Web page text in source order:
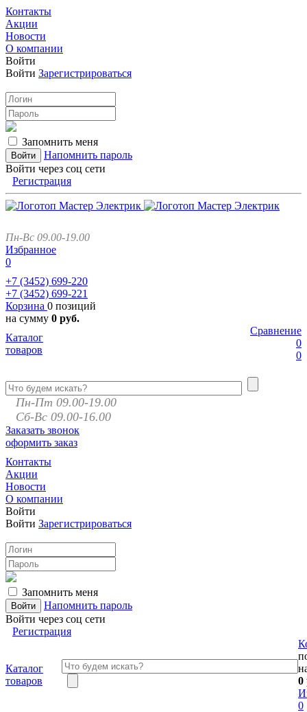
Контакты
Акции
Новости
О компании
Войти
Войти Зарегистрироваться
Запомнить меня
Напомнить пароль
Войти через соц сети
Регистрация
Пн-Вс 09.00-19.00
Избранное
0
+7 (3452) 699-220
+7 (3452) 699-221
Корзина 0 позиций
на сумму 0 руб.
Сравнение
0
0
Каталог
товаров
Пн-Пт 09.00-19.00
Сб-Вс 09.00-16.00
Заказать звонок
оформить заказ
Контакты
Акции
Новости
О компании
Войти
Войти Зарегистрироваться
Запомнить меня
Напомнить пароль
Войти через соц сети
Регистрация
Каталог
товаров
0
0